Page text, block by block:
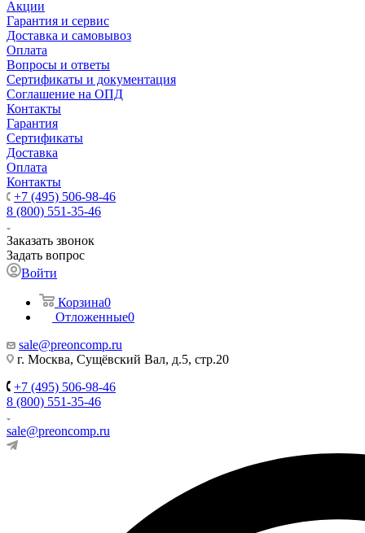
Акции
Гарантия и сервис
Доставка и самовывоз
Оплата
Вопросы и ответы
Сертификаты и документация
Соглашение на ОПД
Контакты
Гарантия
Сертификаты
Доставка
Оплата
Контакты
+7 (495) 506-98-46
8 (800) 551-35-46
Заказать звонок
Задать вопрос
Войти
Корзина0
Отложенные0
sale@preoncomp.ru
г. Москва, Сущёвский Вал, д.5, стр.20
+7 (495) 506-98-46
8 (800) 551-35-46
sale@preoncomp.ru